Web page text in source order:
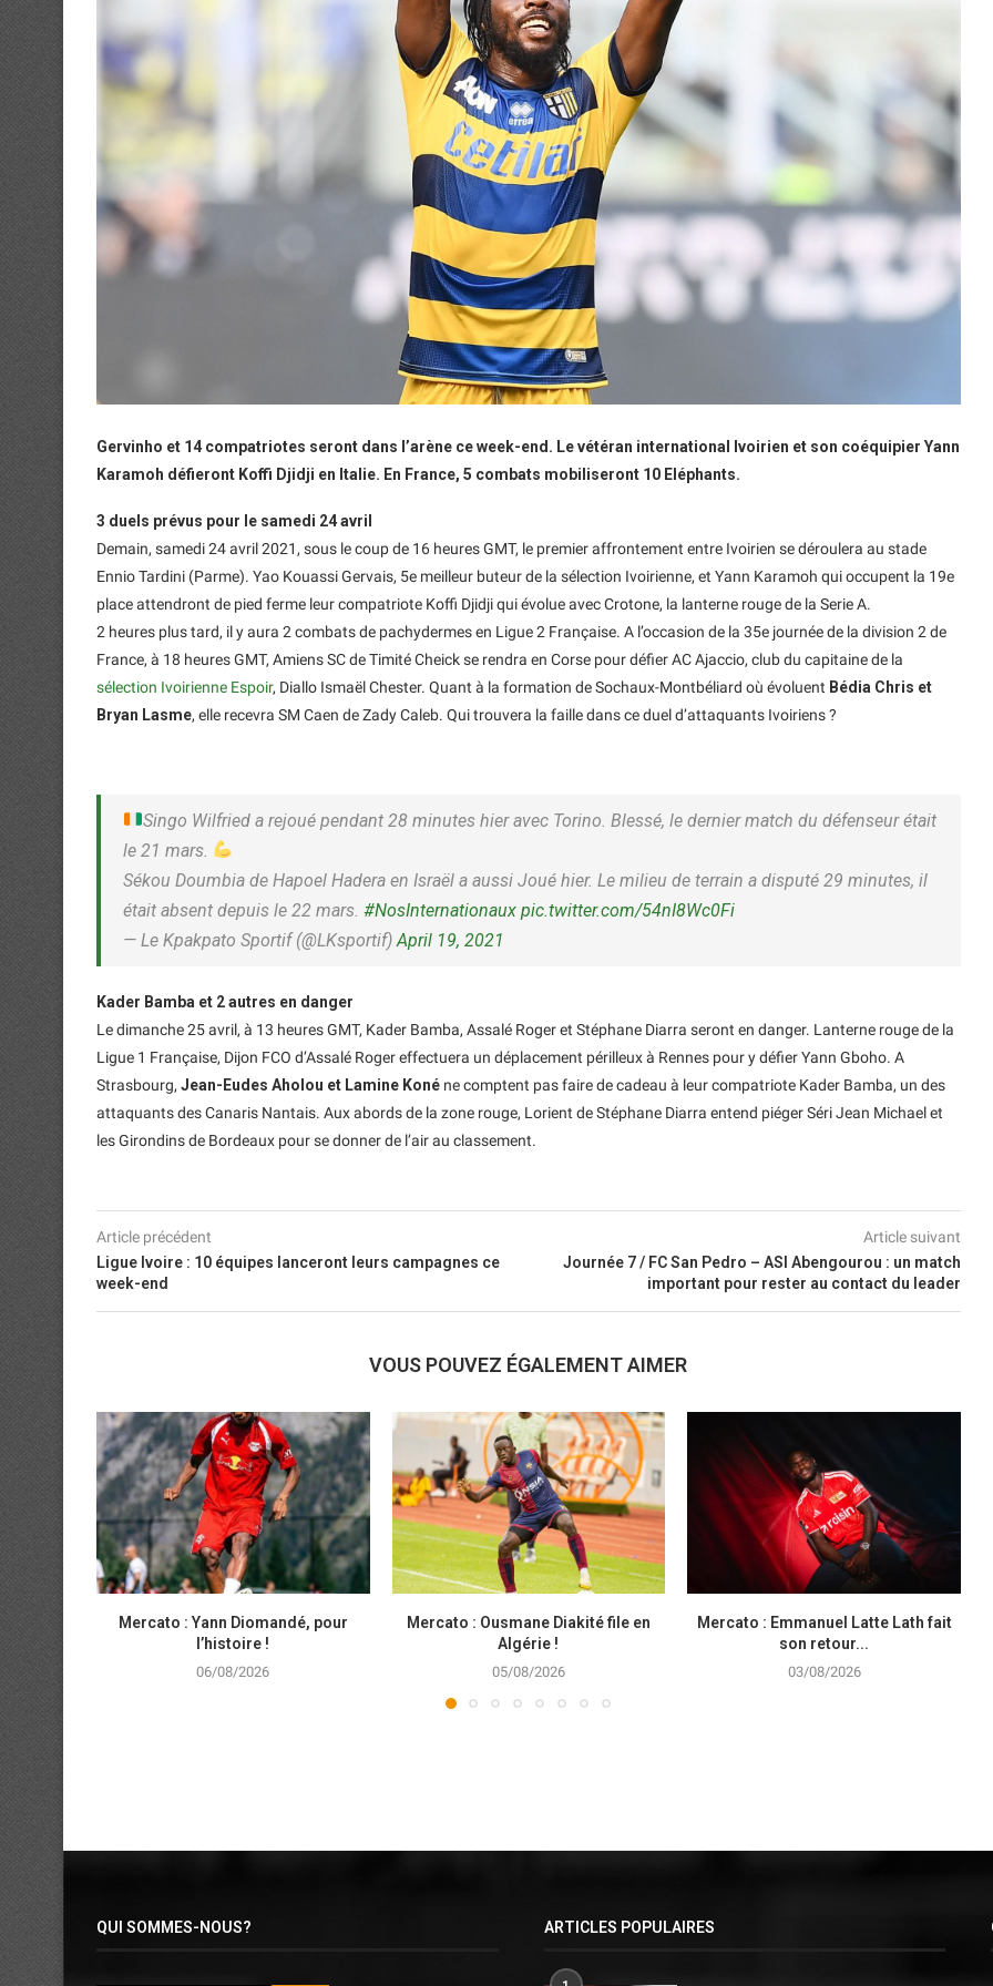
Gervinho et 14 compatriotes seront dans l’arène ce week-end. Le vétéran international Ivoirien et son coéquipier Yann
Karamoh défieront Koffi Djidji en Italie. En France, 5 combats mobiliseront 10 Eléphants.
3 duels prévus pour le samedi 24 avril
Demain, samedi 24 avril 2021, sous le coup de 16 heures GMT, le premier affrontement entre Ivoirien se déroulera au stade
Ennio Tardini (Parme). Yao Kouassi Gervais, 5e meilleur buteur de la sélection Ivoirienne, et Yann Karamoh qui occupent la 19e
place attendront de pied ferme leur compatriote Koffi Djidji qui évolue avec Crotone, la lanterne rouge de la Serie A.
2 heures plus tard, il y aura 2 combats de pachydermes en Ligue 2 Française. A l’occasion de la 35e journée de la division 2 de
France, à 18 heures GMT, Amiens SC de Timité Cheick se rendra en Corse pour défier AC Ajaccio, club du capitaine de la
sélection Ivoirienne Espoir, Diallo Ismaël Chester. Quant à la formation de Sochaux-Montbéliard où évoluent Bédia Chris et
Bryan Lasme, elle recevra SM Caen de Zady Caleb. Qui trouvera la faille dans ce duel d’attaquants Ivoiriens ?
Singo Wilfried a rejoué pendant 28 minutes hier avec Torino. Blessé, le dernier match du défenseur était
le 21 mars.
Sékou Doumbia de Hapoel Hadera en Israël a aussi Joué hier. Le milieu de terrain a disputé 29 minutes, il
était absent depuis le 22 mars. #NosInternationaux pic.twitter.com/54nI8Wc0Fi
— Le Kpakpato Sportif (@LKsportif) April 19, 2021
Kader Bamba et 2 autres en danger
Le dimanche 25 avril, à 13 heures GMT, Kader Bamba, Assalé Roger et Stéphane Diarra seront en danger. Lanterne rouge de la
Ligue 1 Française, Dijon FCO d’Assalé Roger effectuera un déplacement périlleux à Rennes pour y défier Yann Gboho. A
Strasbourg, Jean-Eudes Aholou et Lamine Koné ne comptent pas faire de cadeau à leur compatriote Kader Bamba, un des
attaquants des Canaris Nantais. Aux abords de la zone rouge, Lorient de Stéphane Diarra entend piéger Séri Jean Michael et
les Girondins de Bordeaux pour se donner de l’air au classement.
Article précédent
Ligue Ivoire : 10 équipes lanceront leurs campagnes ce
week-end
Article suivant
Journée 7 / FC San Pedro – ASI Abengourou : un match
important pour rester au contact du leader
VOUS POUVEZ ÉGALEMENT AIMER
Mercato : Yann Diomandé, pour
l’histoire !
06/08/2026
Mercato : Ousmane Diakité file en
Algérie !
05/08/2026
Mercato : Emmanuel Latte Lath fait
son retour...
03/08/2026
QUI SOMMES-NOUS? ARTICLES POPULAIRES